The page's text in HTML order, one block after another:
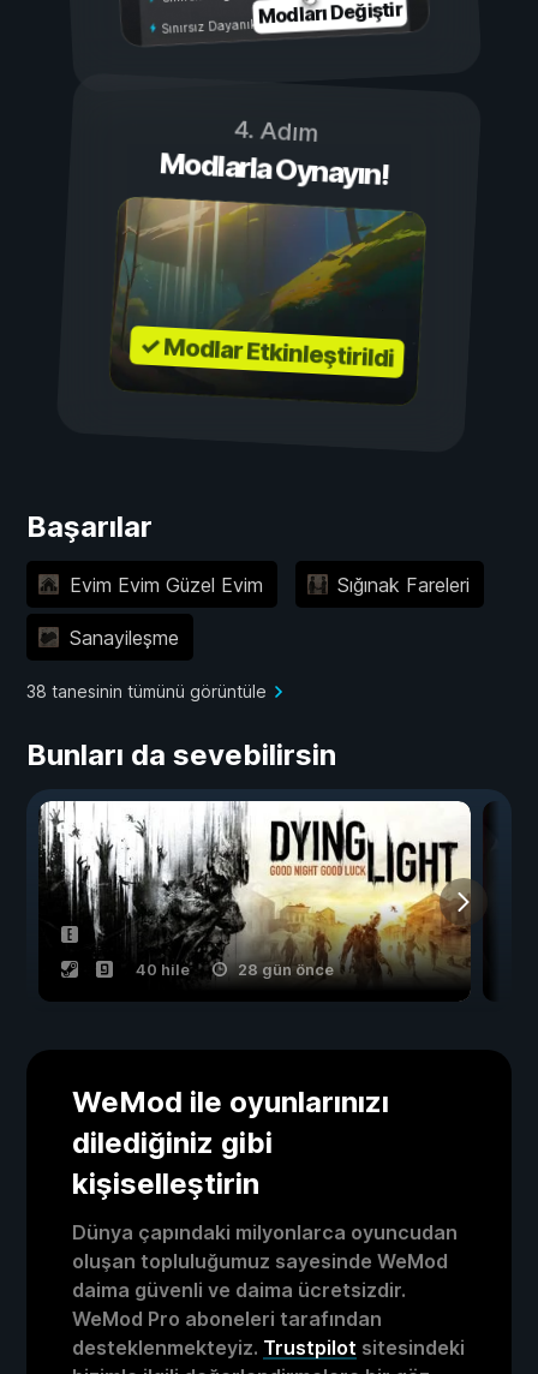
Sınırsız DayanıklılıkModları Değiştir
4. Adım
Modlarla Oynayın!
✓ Modlar Etkinleştirildi
Başarılar
Evim Evim Güzel Evim Sığınak Fareleri
Sanayileşme
38 tanesinin tümünü görüntüle
Bunları da sevebilirsin
40 hile 28 gün önce
WeMod ile oyunlarınızı
dilediğiniz gibi
kişiselleştirin
Dünya çapındaki milyonlarca oyuncudan
oluşan topluluğumuz sayesinde WeMod
daima güvenli ve daima ücretsizdir.
WeMod Pro aboneleri tarafından
desteklenmekteyiz. Trustpilot sitesindeki